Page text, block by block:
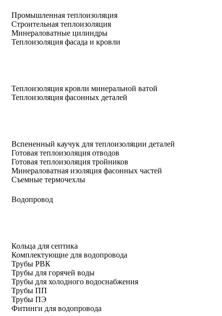
Промышленная теплоизоляция
Строительная теплоизоляция
Минераловатные цилиндры
Теплоизоляция фасада и кровли
Теплоизоляция кровли минеральной ватой
Теплоизоляция фасонных деталей
Вспененный каучук для теплоизоляции деталей
Готовая теплоизоляция отводов
Готовая теплоизоляция тройников
Минераловатная изоляция фасонных частей
Съемные термочехлы
Водопровод
Кольца для септика
Комплектующие для водопровода
Трубы РВК
Трубы для горячей воды
Трубы для холодного водоснабжения
Трубы ПП
Трубы ПЭ
Фитинги для водопровода